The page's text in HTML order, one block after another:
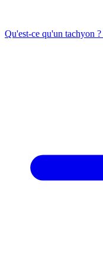
Qu'est-ce qu'un tachyon ?